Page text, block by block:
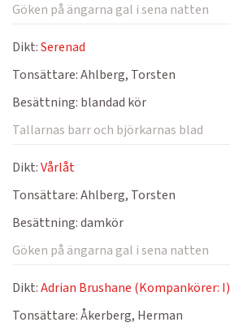
Göken på ängarna gal i sena natten
Dikt:Serenad
Tonsättare:Ahlberg, Torsten
Besättning: blandad kör
Tallarnas barr och björkarnas blad
Dikt:Vårlåt
Tonsättare:Ahlberg, Torsten
Besättning:damkör
Göken på ängarna gal i sena natten
Dikt:Adrian Brushane (Kompankörer: I)
Tonsättare:Åkerberg, Herman